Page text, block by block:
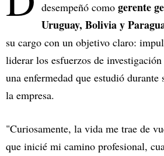
desempeñó como gerente
Uruguay, Bolivia y
su cargo con un objetivo claro:
liderar los esfuerzos de
una enfermedad que estudió durante
la empresa.
"Curiosamente, la vida me trae de
que inicié mi camino profesional,